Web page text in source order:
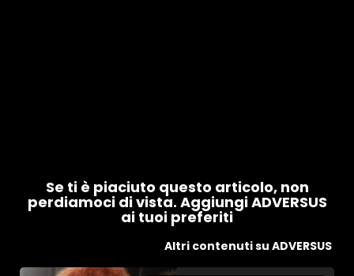
Se ti è piaciuto questo articolo, non
perdiamoci di vista. Aggiungi ADVERSUS
ai tuoi preferiti
Altri contenuti su ADVERSUS